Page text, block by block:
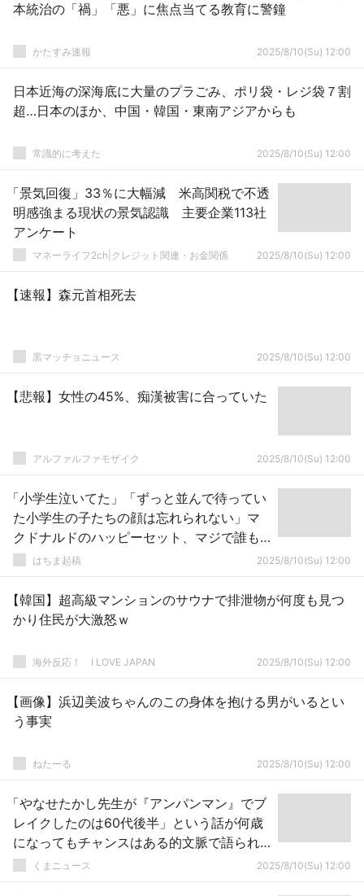
本統治の「禍」「悪」に焦点当てる教育に警鐘
かたすみ速報 2025/8/10(Su) 12:00
日本近海の深海底に大量のプラごみ、ポリ袋・レジ袋７割
超…日本のほか、中国・韓国・東南アジアからも
常識的に考えた 2025/8/10(Su) 12:00
「景気回復」33％に大幅減 米高関税で不透
明感強まる現状の景気認識 主要企業113社
アンケート
マネーライフ2ch|クレジット関連・お金関係 2025/8/10(Su) 12:00
【速報】森元首相死去
黒マッチョニュース 2025/8/10(Su) 12:00
【悲報】女性の45%、痴漢被害に合っていた
アルファルファモザイク 2025/8/10(Su) 12:00
「小学生泣いてた」「ずっと並んで待ってい
た小学生の子たちの顔は忘れられない」マ
クドナルドのハッピーセット、マジで誰も
ハッピーになってない
はちま起稿 2025/8/10(Su) 12:00
【韓国】超高級マンションのサウナで排泄物が何度も見つ
かり住民が大激怒ｗ
海外反応！ I LOVE JAPAN 2025/8/10(Su) 12:00
【画像】浜辺美波ちゃんのこの身体を抱ける男がいるとい
う事実
ねたーる 2025/8/10(Su) 12:00
「やなせたかし先生が『アンパンマン』でブ
レイクしたのは60代後半」という話が何歳
になってもチャンスはある的文脈で語られ
ることあるけど
くまニュース 2025/8/10(Su) 12:00